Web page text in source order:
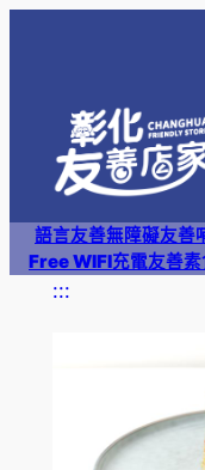
語言友善無障礙友善
Free WIFI充電友善素
:::